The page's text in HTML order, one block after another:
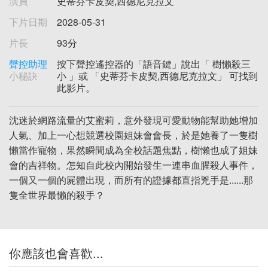
下片日期
2028-05-31
片長
93分
聲控助理
小秘訣
按下聲控遙控器的「語音鍵」說出「 樹懶殺三
小 」或 「史蒂芬卡皮契,西德尼克拉文」 可找到
此影片。
沈迷於網路流量的艾蜜莉，意外發現可愛動物能幫助她增加
人氣、加上一心想競選校園姐妹會會長，於是她養了一隻樹
懶當作寵物，果然瞬間成為全校話題焦點，樹懶也成了姐妹
會的吉祥物。怎知自此校內開始發生一連串血腥殺人事件，
一個又一個的屍體出現，而所有的證據都直指兇手是......那
隻全世界最懶的殺手？
你應該也會喜歡...